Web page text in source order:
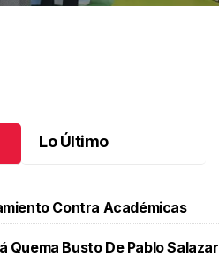
Lo Último
Contra Académicas
Quema Busto De Pablo Salazar